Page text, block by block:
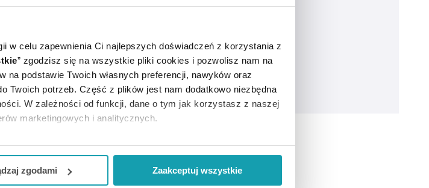
w celu zapewnienia Ci najlepszych doświadczeń z korzystania z
” zgodzisz się na wszystkie pliki cookies i pozwolisz nam na
podstawie Twoich własnych preferencji, nawyków oraz
Twoich potrzeb. Część z plików jest nam dodatkowo niezbędna
W zależności od funkcji, dane o tym jak korzystasz z naszej
marketingowych i analitycznych.
dodatkowe funkcje, z którymi wiąże się zbieranie danych o
zgodami Zaakceptuj wszystkie
do leczenia objawowego.